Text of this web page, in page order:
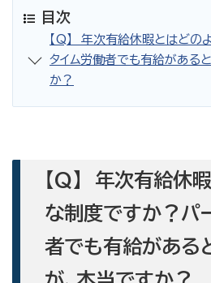
目次
【Q】 年次有給休暇とはどの
タイム労働者でも有給がある
か？
【Q】 年次有給休
な制度ですか？パ
者でも有給がある